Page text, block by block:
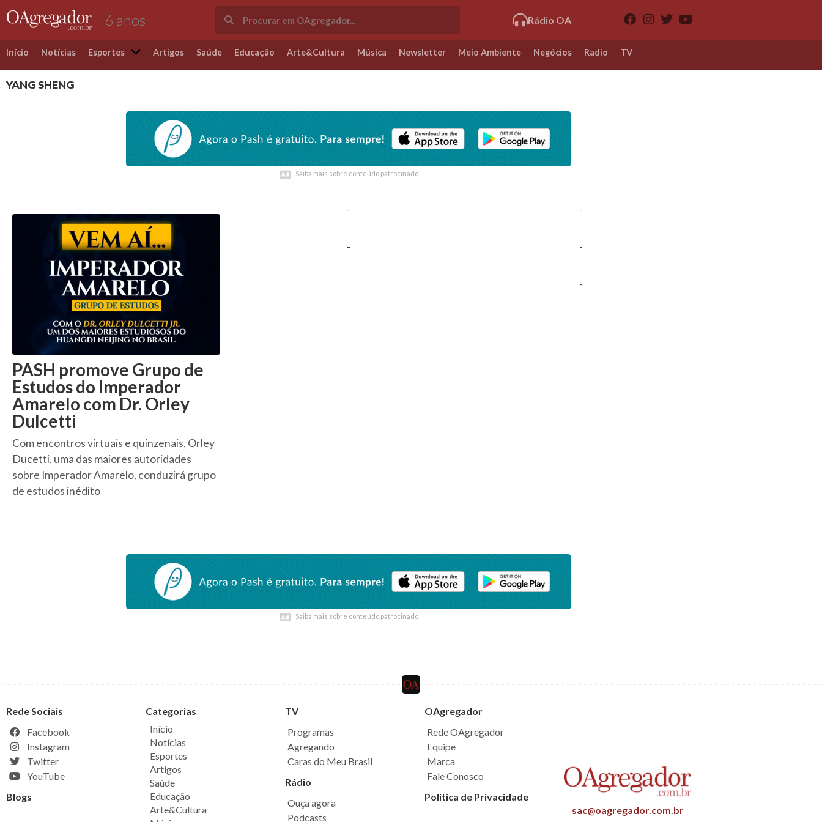
6 anos Rádio OA
Início Notícias Esportes Artigos Saúde Educação Arte&Cultura Música Newsletter Meio Ambiente Negócios Radio TV
YANG SHENG
Saiba mais sobre conteúdo patrocinado
Saiba mais sobre conteúdo patrocinado
PASH promove Grupo de
Estudos do Imperador
Amarelo com Dr. Orley
Dulcetti
Com encontros virtuais e quinzenais, Orley
Ducetti, uma das maiores autoridades
sobre Imperador Amarelo, conduzirá grupo
de estudos inédito
-
-
-
-
-
Saiba mais sobre conteúdo patrocinado
Saiba mais sobre conteúdo patrocinado
Rede Sociais
Facebook
Instagram
Twitter
YouTube
Blogs
Categorias
Início
Notícias
Esportes
Artigos
Saúde
Educação
Arte&Cultura
TV
Programas
Agregando
Caras do Meu Brasil
Rádio
Ouça agora
Podcasts
OAgregador
Rede OAgregador
Equipe
Marca
Fale Conosco
Política de Privacidade
sac@oagregador.com.br